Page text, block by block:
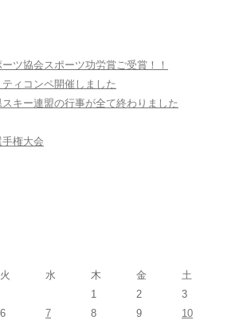
ーツ協会スポーツ功労賞ご受賞！！
ィコンペ開催しました
キー連盟の行事が全て終わりました
権大会
火 水 木 金
土
1
2
3
6 7 8 9
10